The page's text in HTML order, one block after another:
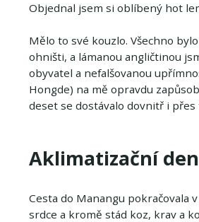
Objednal jsem si oblíbený hot
Mělo to své kouzlo. Všechno
ohništi, a lámanou angličtinou
obyvatel a nefalšovanou
Hongde) na mě opravdu
deset se dostávalo dovnitř i
Aklimatizační
Cesta do Manangu pokračovala
srdce a kromě stád koz, krav a